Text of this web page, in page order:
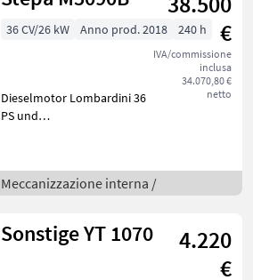
€
IVA/commissione
inclusa
34.070,80 €
netto
36 CV/26 kW Anno prod. 2018 240 h
Dieselmotor Lombardini 36
PS und
Grundfahrrahmen A 4P, 2
Schwenkmotoren,
Verstärkter Fahrantrieb,
Ölkühler, 3 FachTele
Meccanizzazione interna /
Sonstige YT 1070
4.220
€